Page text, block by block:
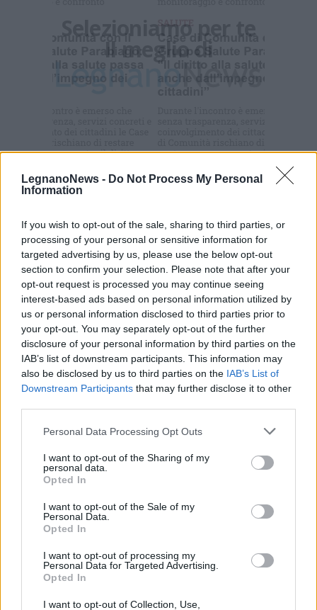
LegnanoNews - Do Not Process My Personal
Information
If you wish to opt-out of the sale, sharing to third parties, or
processing of your personal or sensitive information for
targeted advertising by us, please use the below opt-out
section to confirm your selection. Please note that after your
opt-out request is processed you may continue seeing
interest-based ads based on personal information utilized by
us or personal information disclosed to third parties prior to
your opt-out. You may separately opt-out of the further
disclosure of your personal information by third parties on the
IAB’s list of downstream participants. This information may
also be disclosed by us to third parties on the IAB’s List of
Downstream Participants that may further disclose it to other
Personal Data Processing Opt Outs
I want to opt-out of the Sharing of my
personal data.
Opted In
I want to opt-out of the Sale of my
Personal Data.
Opted In
I want to opt-out of processing my
Personal Data for Targeted Advertising.
Opted In
I want to opt-out of Collection, Use,
Selezioniamo per te
Il meglio di
Accedioregistratiper commentare questo
articolo.
L'email è richiesta ma non verrà mostrata ai visitatori. Il contenuto di questo
commento esprime il pensiero dell'autore e non rappresenta la linea editoriale
di VareseNews.it, che rimane autonoma e indipendente. I messaggi inclusi nei
commenti non sono testi giornalistici, ma post inviati dai singoli lettori che
possono essere automaticamente pubblicati senza filtro preventivo. I commenti
che includano uno o più link a siti esterni verranno rimossi in automatico dal
sistema.
DALLA HOME